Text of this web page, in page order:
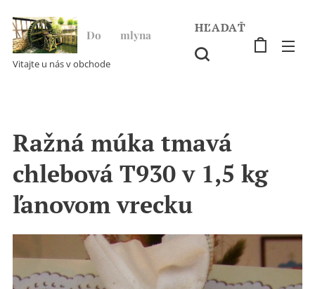
Do ♥ mlyna
Vitajte u nás v obchode
HĽADAŤ
Ražná múka tmavá
chlebová T930 v 1,5 kg
ľanovom vrecku